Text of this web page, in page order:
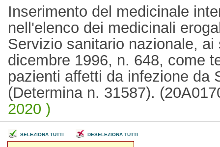
Inserimento del medicinale
nell'elenco dei medicinali
Servizio sanitario nazionale,
dicembre 1996, n. 648, come
pazienti affetti da infezione da
(Determina n. 31587).
2020 )
SELEZIONA TUTTI DESELEZIONA TUTTI